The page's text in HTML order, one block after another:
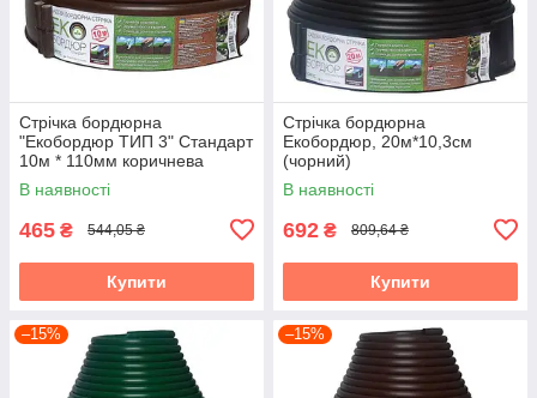
Стрічка бордюрна
"Екобордюр ТИП 3" Стандарт
10м * 110мм коричнева
В наявності
465 ₴ 544,05 ₴
Купити
Стрічка бордюрна
Екобордюр, 20м*10,3см
(чорний)
В наявності
692 ₴ 809,64 ₴
Купити
–15% –15%